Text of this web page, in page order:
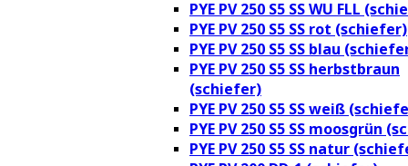
PYE PV 250 S5 SS WU FLL
PYE PV 250 S5 SS rot (schiefer)
PYE PV 250 S5 SS blau
PYE PV 250 S5 SS herbstbraun
(schiefer)
PYE PV 250 S5 SS weiß
PYE PV 250 S5 SS moosgrün
PYE PV 250 S5 SS natur